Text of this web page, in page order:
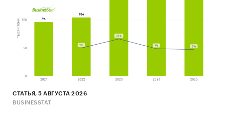
СТАТЬЯ, 5 АВГУСТА 2026
BUSINESSTAT